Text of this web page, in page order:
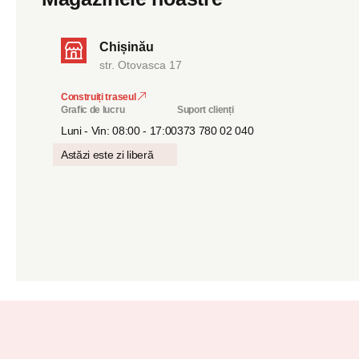
Chișinău
str. Otovasca 17
Construiți traseul
Grafic de lucru
Luni - Vin: 08:00 - 17:00
Astăzi este zi liberă
Suport clienți
373 780 02 040